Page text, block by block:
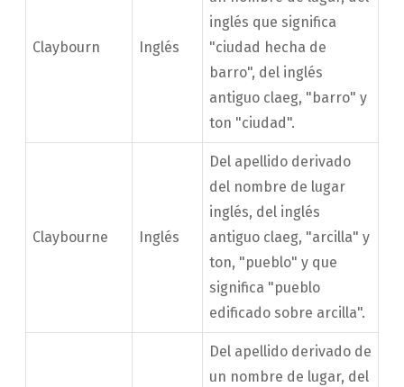
Claybourn Inglés
inglés que significa
"ciudad hecha de
barro", del inglés
antiguo claeg, "barro" y
ton "ciudad".
Claybourne Inglés
Del apellido derivado
del nombre de lugar
inglés, del inglés
antiguo claeg, "arcilla" y
ton, "pueblo" y que
significa "pueblo
edificado sobre arcilla".
Del apellido derivado de
un nombre de lugar, del